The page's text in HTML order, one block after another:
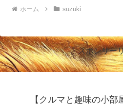
ホーム suzuki
スポンサー
【クルマと趣味の小